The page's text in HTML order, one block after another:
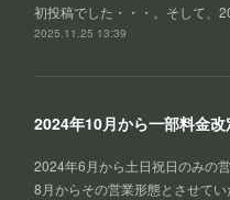
初投稿でした・・・。そして、
2025.11.25 13:39
2024年10月から一部料金
2024年6月から土日祝日のみの
8月からその営業形態とさせて